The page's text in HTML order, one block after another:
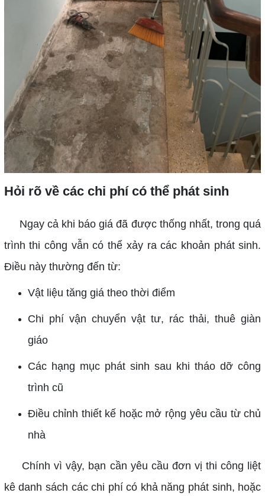
Hỏi rõ về các chi phí có thể phát sinh
Ngay cả khi báo giá đã được thống nhất, trong quá
trình thi công vẫn có thể xảy ra các khoản phát sinh.
Điều này thường đến từ:
Vật liệu tăng giá theo thời điểm
Chi phí vận chuyển vật tư, rác thải, thuê giàn
giáo
Các hạng mục phát sinh sau khi tháo dỡ công
trình cũ
Điều chỉnh thiết kế hoặc mở rộng yêu cầu từ chủ
nhà
Chính vì vậy, bạn cần yêu cầu đơn vị thi công liệt
kê danh sách các chi phí có khả năng phát sinh, hoặc